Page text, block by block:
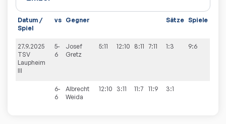
Datum /
Spiel
vs Gegner Sätze Spiele
27.9.2025
TSV
Laupheim
III
5-
6
Josef
Gretz
5:11 12:10 8:11 7:11 1:3 9:6
6-
6
Albrecht
Weida
12:10 3:11 11:7 11:9 3:1